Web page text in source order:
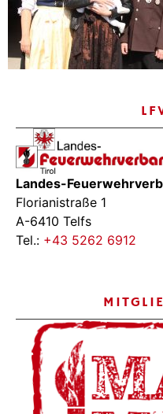
Landes-
Florianistraße 1
A-6410 Telfs
Tel.: +43 5262 6912